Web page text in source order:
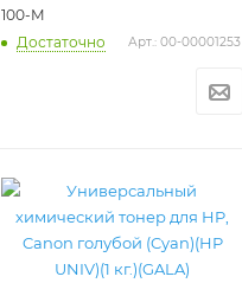
100-M
Достаточно
Арт.: 00-00001253